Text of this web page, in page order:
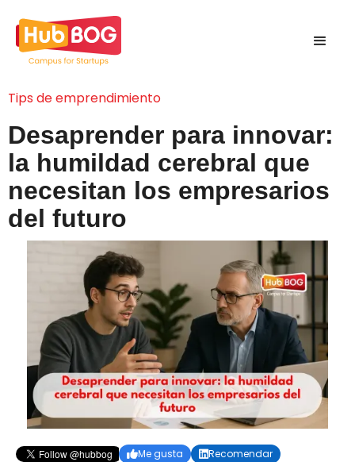
Tips de emprendimiento
Desaprender para innovar:
la humildad cerebral que
necesitan los empresarios
del futuro
Me gusta Recomendar